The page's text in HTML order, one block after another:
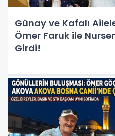
Günay ve Kafalı
Ömer Faruk ile
Girdi!